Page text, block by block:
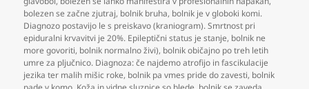
bolezen se začne zjutraj, bolnik bruha, bolnik je v globoki komi.
Diagnozo postavijo le s preiskavo (kraniogram). Smrtnost pri
epiduralni krvavitvi je 20%. Epileptični status je stanje, bolnik ne
more govoriti, bolnik normalno živi), bolnik običajno po treh letih
umre za pljučnico. Diagnoza: če najdemo atrofijo in fascikulacije
jezika ter malih mišic roke, bolnik pa vmes pride do zavesti, bolnik